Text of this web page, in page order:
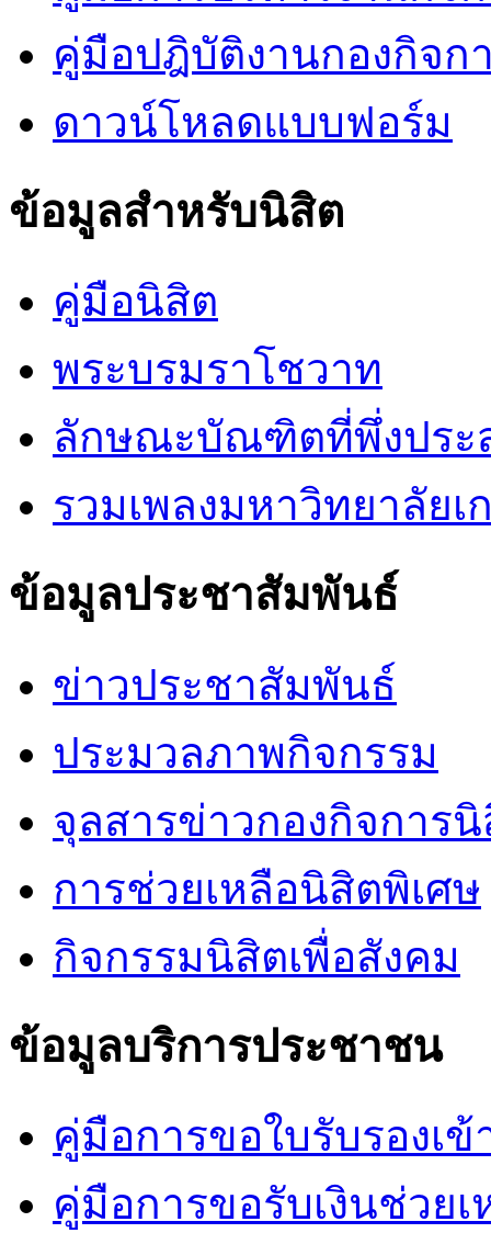
คู่มือปฎิบัติงานกองกิจก
ดาวน์โหลดแบบฟอร์ม
ข้อมูลสำหรับนิสิต
คู่มือนิสิต
พระบรมราโชวาท
ลักษณะบัณฑิตที่พึ่งประ
รวมเพลงมหาวิทยาลัยเ
ข้อมูลประชาสัมพันธ์
ข่าวประชาสัมพันธ์
ประมวลภาพกิจกรรม
จุลสารข่าวกองกิจการ
การช่วยเหลือนิสิตพิเศษ
กิจกรรมนิสิตเพื่อสังคม
ข้อมูลบริการประชาชน
คู่มือการขอใบรับรองเ
คู่มือการขอรับเงินช่วย